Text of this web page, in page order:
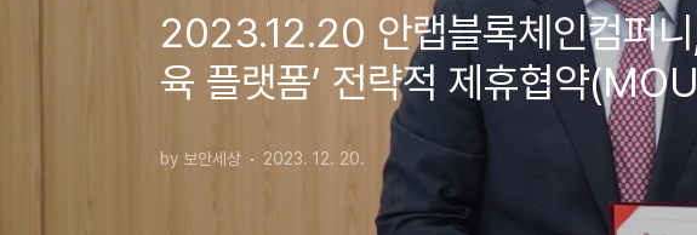
2023.12.20 안랩블록체인컴퍼니
육 플랫폼’ 전략적 제휴협약
by 보안세상 2023. 12. 20.